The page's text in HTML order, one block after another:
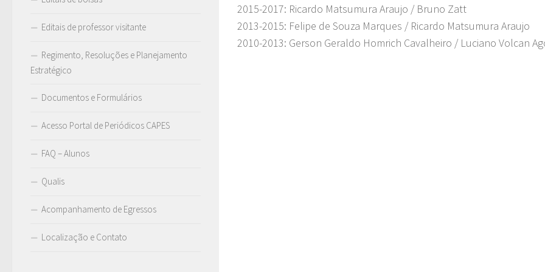
2015-2017: Ricardo Matsumura Araujo / Bruno Zatt
2013-2015: Felipe de Souza Marques / Ricardo Matsumura Araujo
2010-2013: Gerson Geraldo Homrich Cavalheiro / Luciano Volcan
Editais de professor visitante
Regimento, Resoluções e Planejamento
Estratégico
Documentos e Formulários
Acesso Portal de Periódicos CAPES
FAQ – Alunos
Qualis
Acompanhamento de Egressos
Localização e Contato